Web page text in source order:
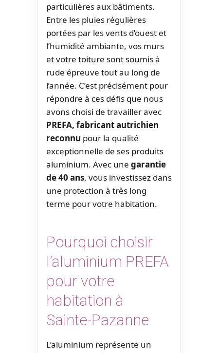
particulières aux bâtiments.
Entre les pluies régulières
portées par les vents d’ouest et
l’humidité ambiante, vos murs
et votre toiture sont soumis à
rude épreuve tout au long de
l’année. C’est précisément pour
répondre à ces défis que nous
avons choisi de travailler avec
PREFA, fabricant autrichien
reconnu pour la qualité
exceptionnelle de ses produits
aluminium. Avec une garantie
de 40 ans, vous investissez dans
une protection à très long
terme pour votre habitation.
Pourquoi choisir
l’aluminium PREFA
pour votre
habitation à
Sainte-Pazanne
L’aluminium représente un